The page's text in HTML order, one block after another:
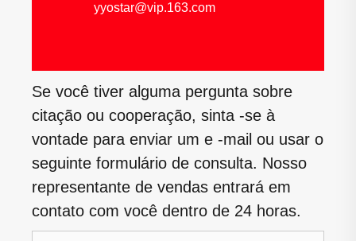
yyostar@vip.163.com
Se você tiver alguma pergunta sobre
citação ou cooperação, sinta -se à
vontade para enviar um e -mail ou usar o
seguinte formulário de consulta. Nosso
representante de vendas entrará em
contato com você dentro de 24 horas.